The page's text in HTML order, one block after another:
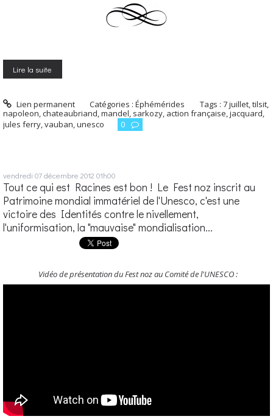
Lire la suite
Lien permanent Catégories :Éphémérides Tags :7 juillet,tilsit,
napoleon,chateaubriand,mandel, sarkozy, action française,jacquard,
jules ferry,vauban,unesco 0
vendredi 07décembre 2012 01h00
Tout ce qui est Racines est bon ! Le Fest noz inscrit au
Patrimoine mondial immatériel de l'Unesco, c'est une
victoire des Identités contre le nivellement,
l'uniformisation, la "mauvaise" mondialisation...
Vidéo de présentation du Fest noz au Comité de l'UNESCO :